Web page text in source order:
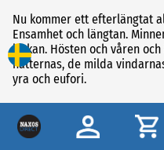
Nu kommer ett efterlängtat
Ensamhet och längtan.
lyckan. Hösten och våren
nätternas, de milda
yra och eufori.
Spårlista